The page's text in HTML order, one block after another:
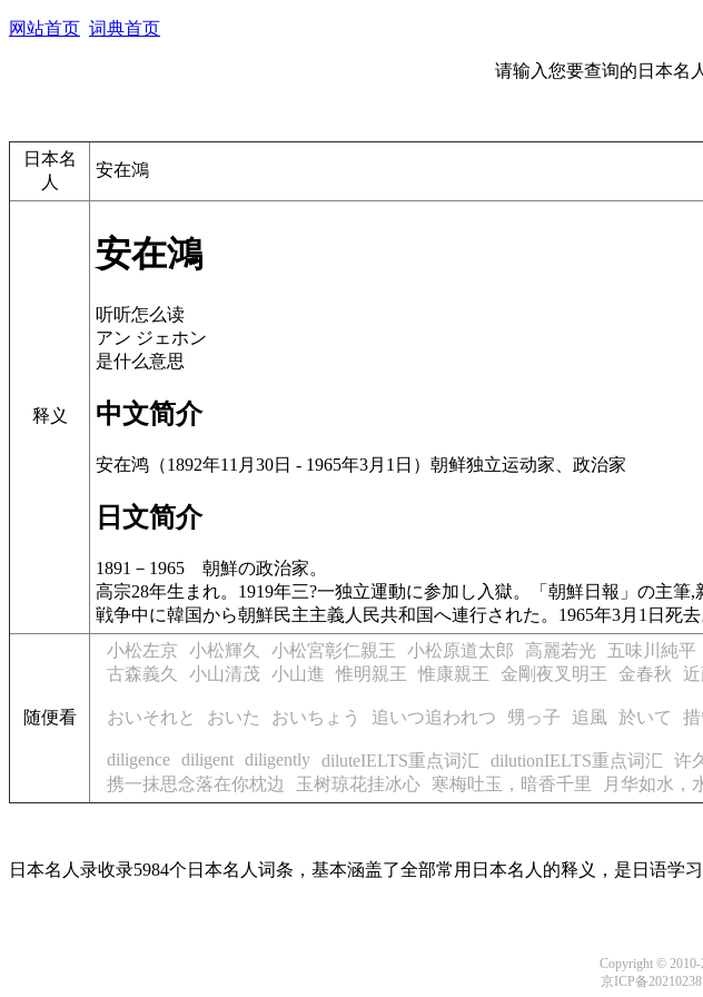
网站首页 词典首页
请输入您要查询的日本名
日本名
人
安在鴻
释义
安在鴻
听听怎么读
アン ジェホン
是什么意思
中文简介
安在鸿（1892年11月30日 - 1965年3月1日）朝鲜独立运动家、政治家
日文简介
1891－1965 朝鮮の政治家。
高宗28年生まれ。1919年三?一独立運動に参加し入獄。「朝鮮日報」の主
戦争中に韓国から朝鮮民主主義人民共和国へ連行された。1965年3月1日死
随便看
小松左京 小松輝久 小松宮彰仁親王 小松原道太郎 高麗若光 五味川純平
古森義久
小山清茂 小山進 惟明親王 惟康親王 金剛夜叉明王 金春秋
おいそれと
おいた おいちょう 追いつ追われつ 甥っ子 追風 於いて
diligence diligent diligently diluteIELTS重点词汇 dilutionIELTS重点词汇 许
携一抹思念落在你枕边
玉树琼花挂冰心 寒梅吐玉，暗香千里 月华如水，
日本名人录收录5984个日本名人词条，基本涵盖了全部常用日本名人的释义，是日语学
Copyright © 2010-
京ICP备